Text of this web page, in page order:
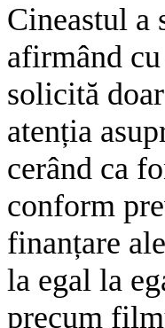
Cineastul a
afirmând
solicită
atenția
cerând ca
conform
finanțare
la egal la
precum